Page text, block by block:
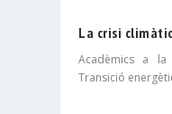
La crisi
Acadèmics a la
Transició